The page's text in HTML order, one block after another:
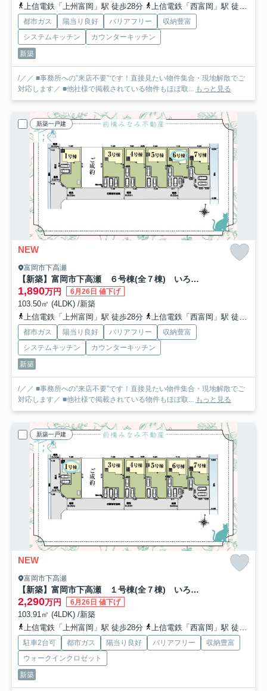
上信電鉄「上州富岡」駅 徒歩28分
上信電鉄「西富岡」駅 徒歩19分
都市ガス 陽当り良好 バリアフリー
収納豊富
システムキッチン
カウンターキッチン
新築
/／／ ■事務所への”来店不要”です！直接見たい物件集合・現地解散でご
対応します／ ■他社様で掲載されている物件もほぼ取... もっと見る
新築一戸建
NEW
富岡市下高瀬
【新築】富岡市下高瀬 ６号棟(全７棟) いろどりアイタウン 新築建売分譲
1,890万円 6月26日 値下げ
103.50㎡ (4LDK) /新築
上信電鉄「上州富岡」駅 徒歩28分
上信電鉄「西富岡」駅 徒歩19分
都市ガス 陽当り良好 バリアフリー
収納豊富
システムキッチン
カウンターキッチン
新築
/／／ ■事務所への”来店不要”です！直接見たい物件集合・現地解散でご
対応します／ ■他社様で掲載されている物件もほぼ取... もっと見る
新築一戸建
NEW
富岡市下高瀬
【新築】富岡市下高瀬 １号棟(全７棟) いろどりアイタウン 新築建売分譲
2,290万円 6月26日 値下げ
103.91㎡ (4LDK) /新築
上信電鉄「上州富岡」駅 徒歩28分
上信電鉄「西富岡」駅 徒歩19分
駐車2台可 都市ガス 陽当り良好 バリアフリー
収納豊富
ウォークインクロゼット
新築